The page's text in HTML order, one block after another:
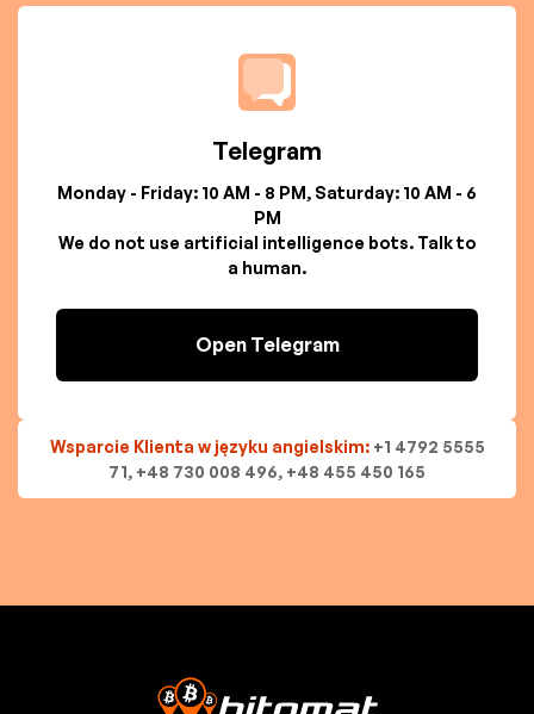
Telegram
Monday - Friday: 10 AM - 8 PM, Saturday: 10 AM - 6
PM
We do not use artificial intelligence bots. Talk to
a human.
Open Telegram
Wsparcie Klienta w języku angielskim: +1 4792 5555
71, +48 730 008 496, +48 455 450 165